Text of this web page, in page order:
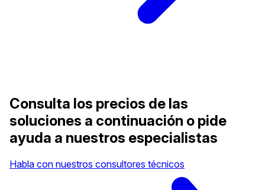
Consulta los precios de las
soluciones a continuación o pide
ayuda a nuestros especialistas
Habla con nuestros consultores técnicos